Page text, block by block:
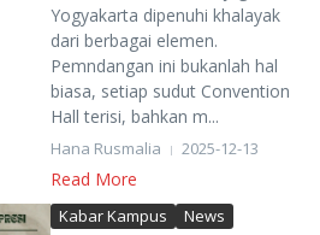
Yogyakarta dipenuhi khalayak
dari berbagai elemen.
Pemndangan ini bukanlah hal
biasa, setiap sudut Convention
Hall terisi, bahkan m...
Hana Rusmalia 2025-12-13
Read More
Kabar Kampus News